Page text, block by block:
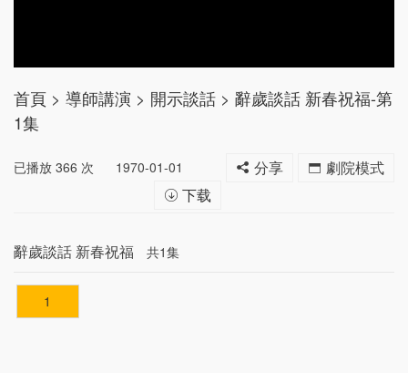
首頁 > 導師講演 > 開示談話 > 辭歲談話 新春祝福-第
1集
已播放 366 次 1970-01-01 劇院模式
分享
下载
辭歲談話 新春祝福 共1集
1